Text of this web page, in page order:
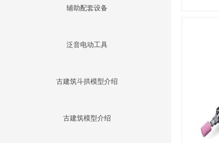
辅助配套设备
泛音电动工具
古建筑斗拱模型介绍
古建筑模型介绍